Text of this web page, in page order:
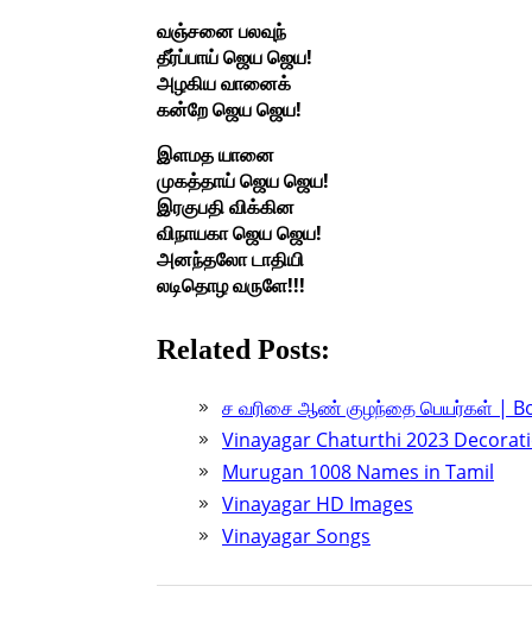
வஞ்சனை பலவுந்
தீர்ப்பாய் ஜெய ஜெய!
அழகிய வானைக்
கன்றே ஜெய ஜெய!
இளமத யானை
முகத்தாய் ஜெய ஜெய!
இரகுபதி விக்கின
விநாயகா ஜெய ஜெய!
அனந்தலோ டாதியி
லடிதொழ வருளே!!!
Related Posts:
ச வரிசை ஆண் குழந்தை பெயர்கள் |
Vinayagar Chaturthi 2023
Murugan 1008 Names in Tamil
Vinayagar HD Images
Vinayagar Songs